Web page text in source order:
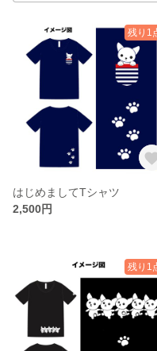
残り1
はじめましてTシャツ
2,500円
残り1